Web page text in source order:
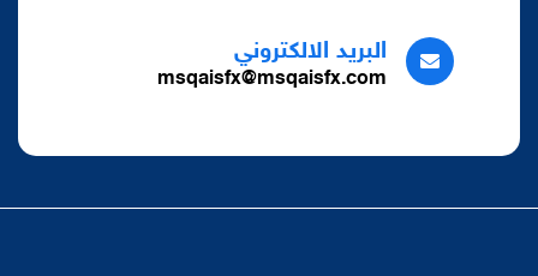
البريد الالكتروني
msqaisfx@msqaisfx.com